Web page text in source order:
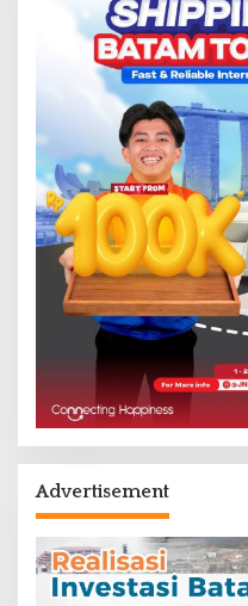
Advertisement